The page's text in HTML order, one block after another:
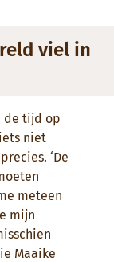
viel in
de tijd op
niet
‘De
meteen
mijn
Maaike